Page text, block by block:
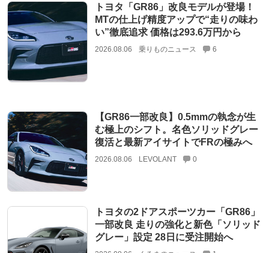
トヨタ「GR86」改良モデルが登場！
MTの仕上げ精度アップで“走りの味わ
い”徹底追求 価格は293.6万円から
2026.08.06 乗りものニュース 6
【GR86一部改良】0.5mmの執念が生
む極上のシフト。名色ソリッドグレー
復活と最新アイサイトでFRの極みへ
2026.08.06 LEVOLANT 0
トヨタの2ドアスポーツカー「GR86」
一部改良 走りの強化と新色「ソリッド
グレー」設定 28日に受注開始へ